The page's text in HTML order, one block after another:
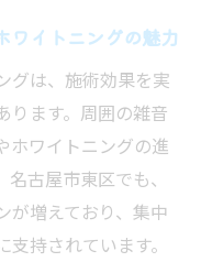
ワイトニングの魅力
グは、施術効果を実
ります。周囲の雑音
ホワイトニングの進
古屋市東区でも、
が増えており、集中
持されています。